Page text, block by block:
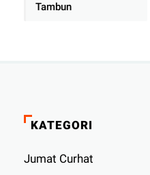
Tambun
KATEGORI
Jumat Curhat